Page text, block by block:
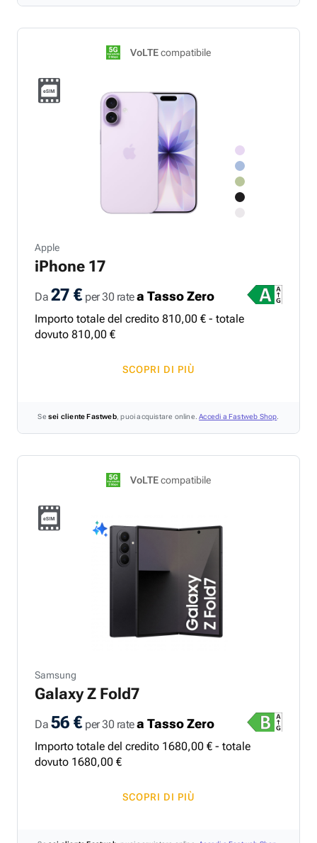
VoLTEcompatibile
Apple
iPhone 17
Da 27 €per 30 ratea Tasso Zero
Importo totale del credito 810,00 € - totale
dovuto 810,00 €
SCOPRI DI PIÙ
Sesei cliente Fastweb, puoi acquistare online.Accedi a Fastweb Shop
VoLTEcompatibile
Samsung
Galaxy Z Fold7
Da 56 €per 30 ratea Tasso Zero
Importo totale del credito 1680,00 € - totale
dovuto 1680,00 €
SCOPRI DI PIÙ